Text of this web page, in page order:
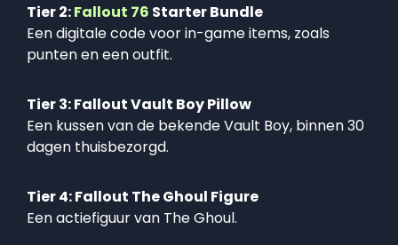
Tier 2:Fallout 76 Starter Bundle
Een digitale code voor in-game items, zoals
punten en een outfit.
Tier 3: Fallout Vault Boy Pillow
Een kussen van de bekende Vault Boy, binnen 30
dagen thuisbezorgd.
Tier 4: Fallout The Ghoul Figure
Een actiefiguur van The Ghoul.